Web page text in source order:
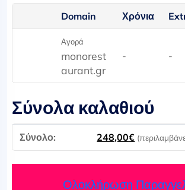
Domain Χρόνια
Αγορά
monorest
aurant.gr
- -
Σύνολα καλαθιού
248,00€
Ολοκλήρωση